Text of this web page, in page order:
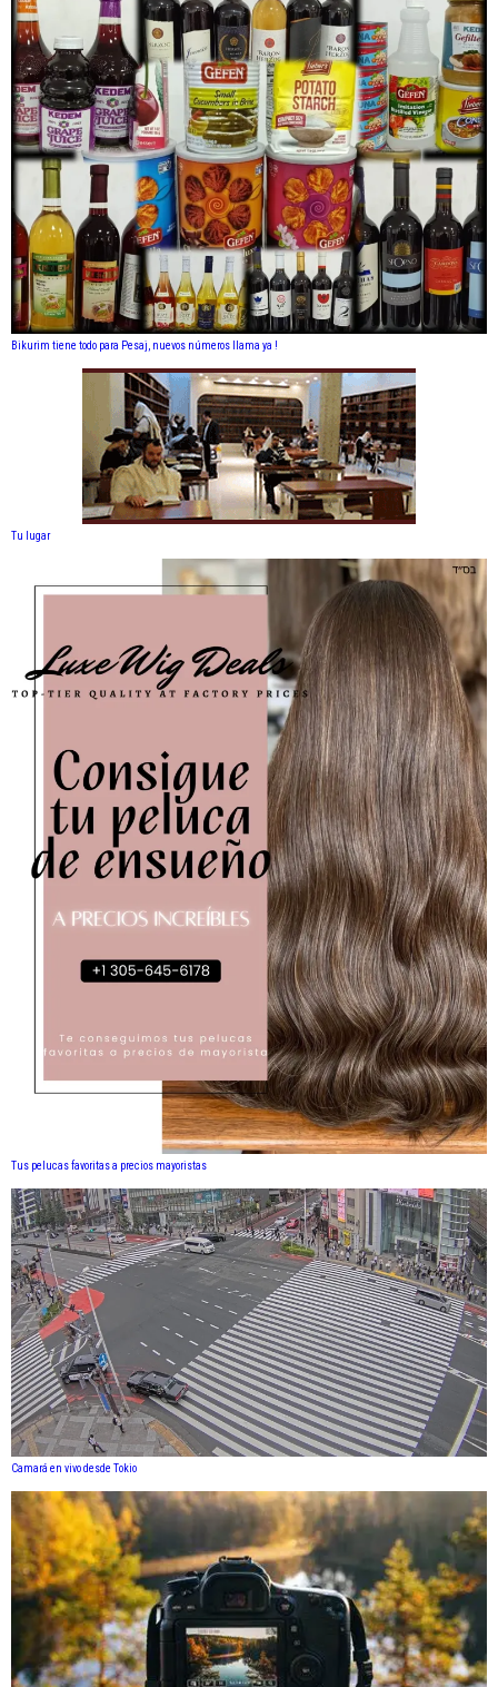
Bikurim tiene todo para Pesaj, nuevos números llama ya !
Tu lugar
Tus pelucas favoritas a precios mayoristas
Camará en vivo desde Tokio